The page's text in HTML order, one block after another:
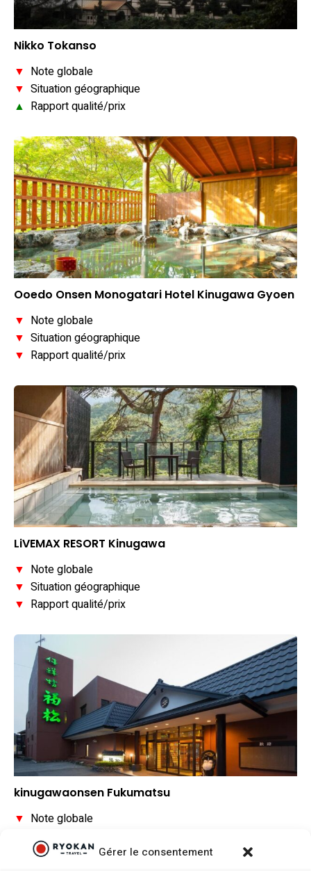
Gérer le consentement
Nikko Tokanso
▼ Note globale
▼ Situation géographique
▲ Rapport qualité/prix
Ooedo Onsen Monogatari Hotel Kinugawa Gyoen
▼ Note globale
▼ Situation géographique
▼ Rapport qualité/prix
LiVEMAX RESORT Kinugawa
▼ Note globale
▼ Situation géographique
▼ Rapport qualité/prix
kinugawaonsen Fukumatsu
▼ Note globale
Rapport qualité/prix